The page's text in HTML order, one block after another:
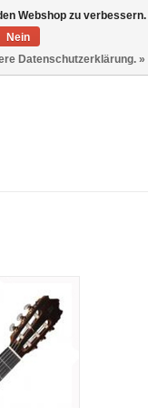
Webshop zu verbessern.
Nein
Datenschutzerklärung. »